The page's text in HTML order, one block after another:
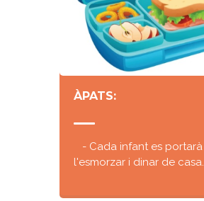
ÀPATS:
- Cada infant es portarà
l'esmorzar i dinar de casa.